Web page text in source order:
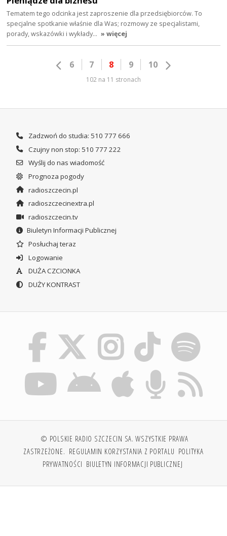
Tematem tego odcinka jest zaproszenie dla przedsiębiorców. To
specjalne spotkanie właśnie dla Was; rozmowy ze specjalistami,
porady, wskazówki i wykłady… » więcej
6 7 8 9 10
102 na 11 stronach
Zadzwoń do studia: 510 777 666
Czujny non stop: 510 777 222
Wyślij do nas wiadomość
Prognoza pogody
radioszczecin.pl
radioszczecinextra.pl
radioszczecin.tv
Biuletyn Informacji Publicznej
Posłuchaj teraz
Logowanie
DUŻA CZCIONKA
DUŻY KONTRAST
© POLSKIE RADIO SZCZECIN SA. WSZYSTKIE PRAWA
ZASTRZEŻONE. REGULAMIN KORZYSTANIA Z PORTALU POLITYKA
PRYWATNOŚCI BIULETYN INFORMACJI PUBLICZNEJ